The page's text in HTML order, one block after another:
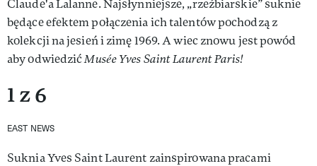
Claude'a Lalanne. Najsłynniejsze, „rzeźbiarskie” suknie
będące efektem połączenia ich talentów pochodzą z
kolekcji na jesień i zimę 1969. A wiec znowu jest powód
aby odwiedzićMusée Yves Saint Laurent Paris!
1 z 6
EAST NEWS
Suknia Yves Saint Laurent zainspirowana pracami